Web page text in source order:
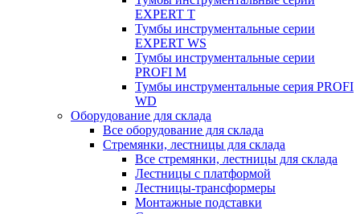
EXPERT T
Тумбы инструментальные серии
EXPERT WS
Тумбы инструментальные серии
PROFI M
Тумбы инструментальные серия PROFI
WD
Оборудование для склада
Все оборудование для склада
Стремянки, лестницы для склада
Все стремянки, лестницы для склада
Лестницы с платформой
Лестницы-трансформеры
Монтажные подставки